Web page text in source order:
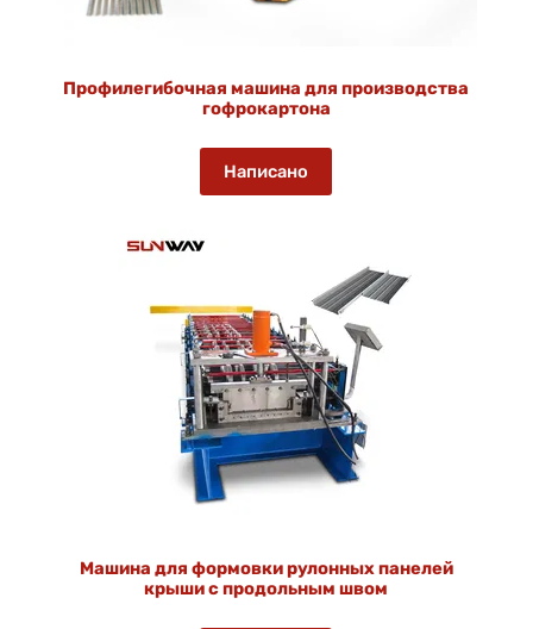
Профилегибочная машина для производства
гофрокартона
Написано
Машина для формовки рулонных панелей
крыши с продольным швом